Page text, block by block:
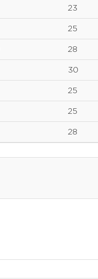
23
25
28
30
25
25
28